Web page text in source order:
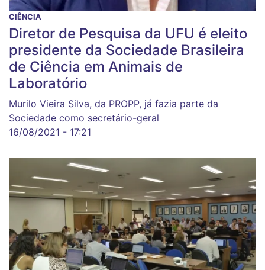
CIÊNCIA
Diretor de Pesquisa da UFU é eleito
presidente da Sociedade Brasileira
de Ciência em Animais de
Laboratório
Murilo Vieira Silva, da PROPP, já fazia parte da
Sociedade como secretário-geral
16/08/2021 - 17:21